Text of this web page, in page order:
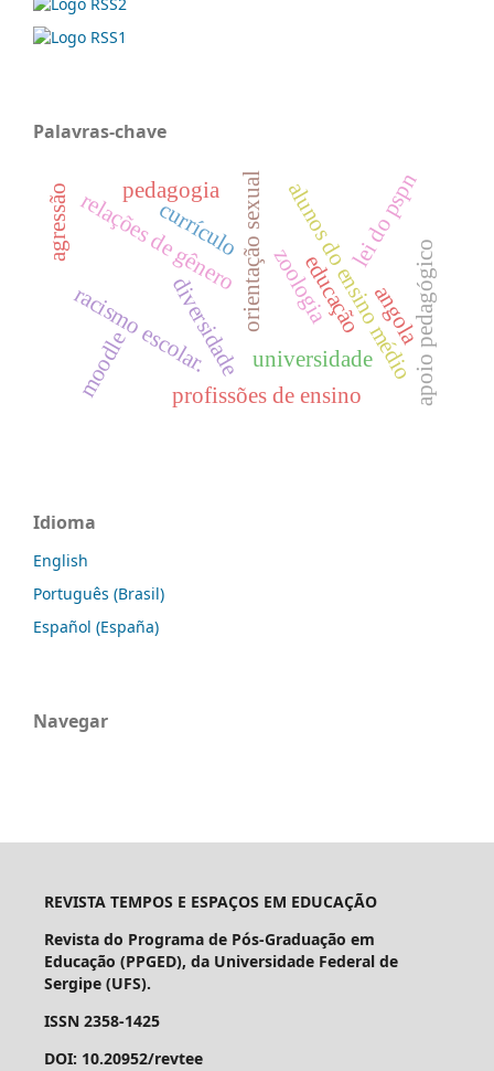
Palavras-chave
educação
diversidadeorientação sexual
relações de gênero
universidade
alunos do ensino médioapoio pedagógico
profissões de ensino
currículo
zoologia
racismo escolar.
lei do pspn
angola
moodle
agressão pedagogia
Idioma
English
Português (Brasil)
Español (España)
Navegar
REVISTA TEMPOS E ESPAÇOS EM EDUCAÇÃO
Revista do Programa de Pós-Graduação em
Educação (PPGED), da Universidade Federal de
Sergipe (UFS).
ISSN 2358-1425
DOI: 10.20952/revtee